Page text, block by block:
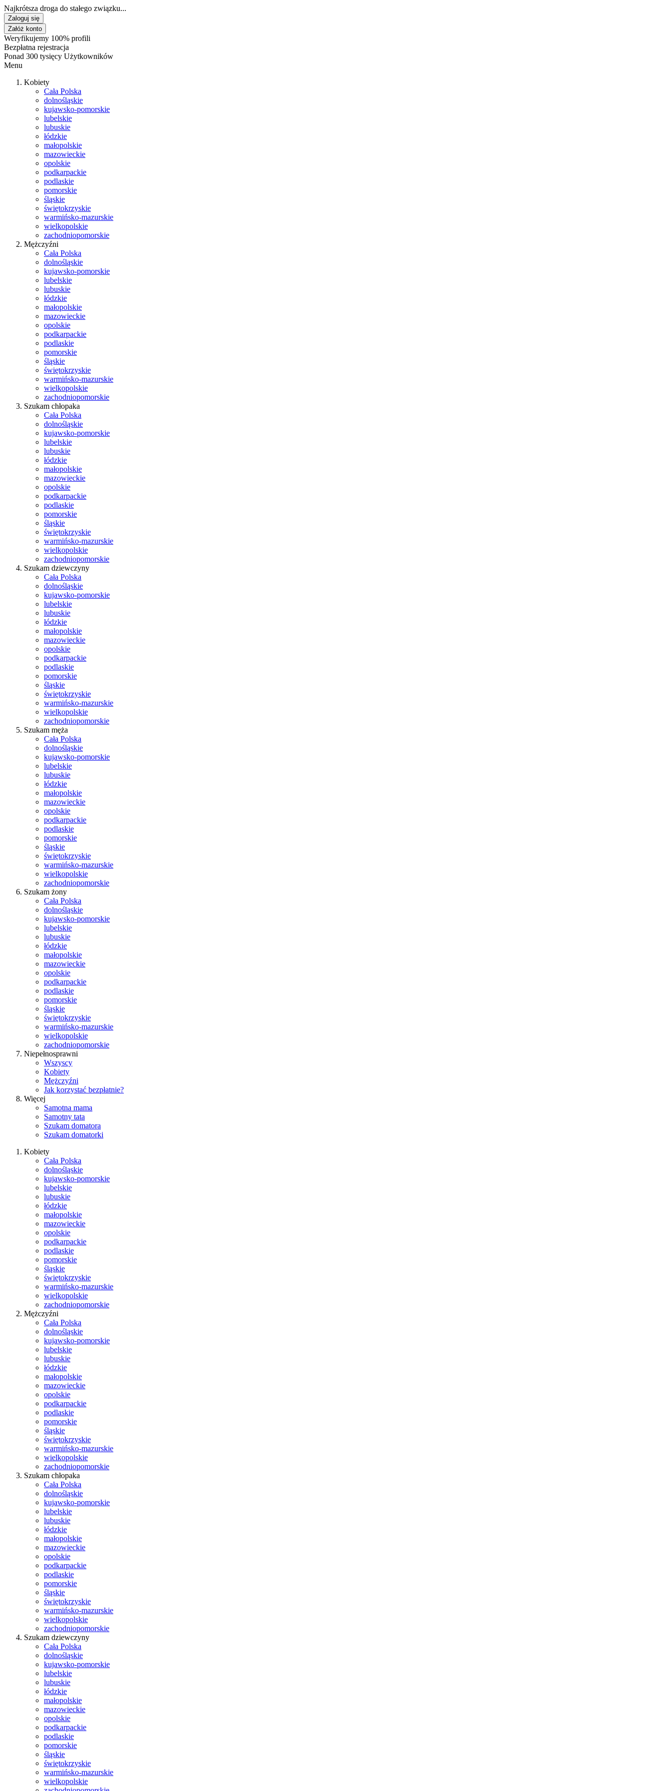
Najkrótsza droga do stałego związku...
Zaloguj się
Załóż konto
Weryfikujemy 100% profili
Bezpłatna rejestracja
Ponad 300 tysięcy Użytkowników
Menu
Kobiety
Cała Polska
dolnośląskie
kujawsko-pomorskie
lubelskie
lubuskie
łódzkie
małopolskie
mazowieckie
opolskie
podkarpackie
podlaskie
pomorskie
śląskie
świętokrzyskie
warmińsko-mazurskie
wielkopolskie
zachodniopomorskie
Mężczyźni
Cała Polska
dolnośląskie
kujawsko-pomorskie
lubelskie
lubuskie
łódzkie
małopolskie
mazowieckie
opolskie
podkarpackie
podlaskie
pomorskie
śląskie
świętokrzyskie
warmińsko-mazurskie
wielkopolskie
zachodniopomorskie
Szukam chłopaka
Cała Polska
dolnośląskie
kujawsko-pomorskie
lubelskie
lubuskie
łódzkie
małopolskie
mazowieckie
opolskie
podkarpackie
podlaskie
pomorskie
śląskie
świętokrzyskie
warmińsko-mazurskie
wielkopolskie
zachodniopomorskie
Szukam dziewczyny
Cała Polska
dolnośląskie
kujawsko-pomorskie
lubelskie
lubuskie
łódzkie
małopolskie
mazowieckie
opolskie
podkarpackie
podlaskie
pomorskie
śląskie
świętokrzyskie
warmińsko-mazurskie
wielkopolskie
zachodniopomorskie
Szukam męża
Cała Polska
dolnośląskie
kujawsko-pomorskie
lubelskie
lubuskie
łódzkie
małopolskie
mazowieckie
opolskie
podkarpackie
podlaskie
pomorskie
śląskie
świętokrzyskie
warmińsko-mazurskie
wielkopolskie
zachodniopomorskie
Szukam żony
Cała Polska
dolnośląskie
kujawsko-pomorskie
lubelskie
lubuskie
łódzkie
małopolskie
mazowieckie
opolskie
podkarpackie
podlaskie
pomorskie
śląskie
świętokrzyskie
warmińsko-mazurskie
wielkopolskie
zachodniopomorskie
Niepełnosprawni
Wszyscy
Kobiety
Mężczyźni
Jak korzystać bezpłatnie?
Więcej
Samotna mama
Samotny tata
Szukam domatora
Szukam domatorki
Kobiety
Cała Polska
dolnośląskie
kujawsko-pomorskie
lubelskie
lubuskie
łódzkie
małopolskie
mazowieckie
opolskie
podkarpackie
podlaskie
pomorskie
śląskie
świętokrzyskie
warmińsko-mazurskie
wielkopolskie
zachodniopomorskie
Mężczyźni
Cała Polska
dolnośląskie
kujawsko-pomorskie
lubelskie
lubuskie
łódzkie
małopolskie
mazowieckie
opolskie
podkarpackie
podlaskie
pomorskie
śląskie
świętokrzyskie
warmińsko-mazurskie
wielkopolskie
zachodniopomorskie
Szukam chłopaka
Cała Polska
dolnośląskie
kujawsko-pomorskie
lubelskie
lubuskie
łódzkie
małopolskie
mazowieckie
opolskie
podkarpackie
podlaskie
pomorskie
śląskie
świętokrzyskie
warmińsko-mazurskie
wielkopolskie
zachodniopomorskie
Szukam dziewczyny
Cała Polska
dolnośląskie
kujawsko-pomorskie
lubelskie
lubuskie
łódzkie
małopolskie
mazowieckie
opolskie
podkarpackie
podlaskie
pomorskie
śląskie
świętokrzyskie
warmińsko-mazurskie
wielkopolskie